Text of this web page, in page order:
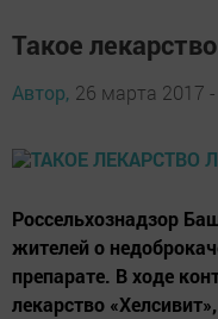
Такое
Автор, 26 марта 2017
Россельхознадзор
жителей о
препарате. В ходе
лекарство